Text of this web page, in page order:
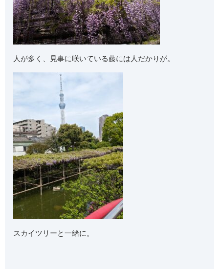
人が多く、見事に咲いている藤には人だかりが。
スカイツリーと一緒に。